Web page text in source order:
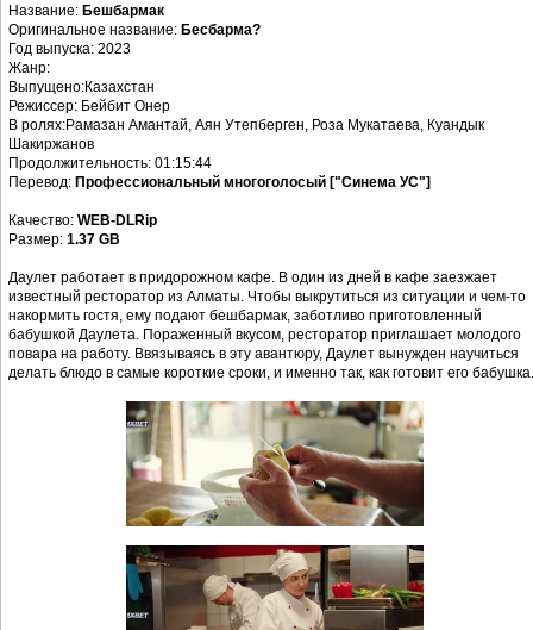
Название: Бешбармак
Оригинальное название: Бесбарма?
Год выпуска: 2023
Жанр:
Выпущено:Казахстан
Режиссер: Бейбит Онер
В ролях:Рамазан Амантай, Аян Утепберген, Роза Мукатаева, Куандык
Шакиржанов
Продолжительность: 01:15:44
Перевод: Профессиональный многоголосый ["Синема УС"]
Качество: WEB-DLRip
Размер: 1.37 GB
Даулет работает в придорожном кафе. В один из дней в кафе заезжает
известный ресторатор из Алматы. Чтобы выкрутиться из ситуации и чем-то
накормить гостя, ему подают бешбармак, заботливо приготовленный
бабушкой Даулета. Пораженный вкусом, ресторатор приглашает молодого
повара на работу. Ввязываясь в эту авантюру, Даулет вынужден научиться
делать блюдо в самые короткие сроки, и именно так, как готовит его бабушка.